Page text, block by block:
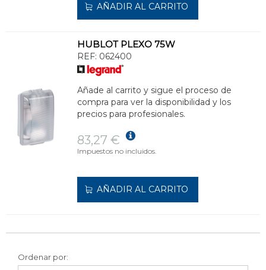
AÑADIR AL CARRITO
HUBLOT PLEXO 75W
REF: 062400
Añade al carrito y sigue el proceso de
compra para ver la disponibilidad y los
precios para profesionales.
83,27 €
Impuestos no incluidos.
AÑADIR AL CARRITO
Ordenar por: